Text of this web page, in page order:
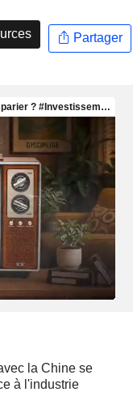
Partager
la Chine se
à l'industrie